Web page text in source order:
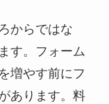
からではな
す。フォーム
増やす前にフ
あります。料